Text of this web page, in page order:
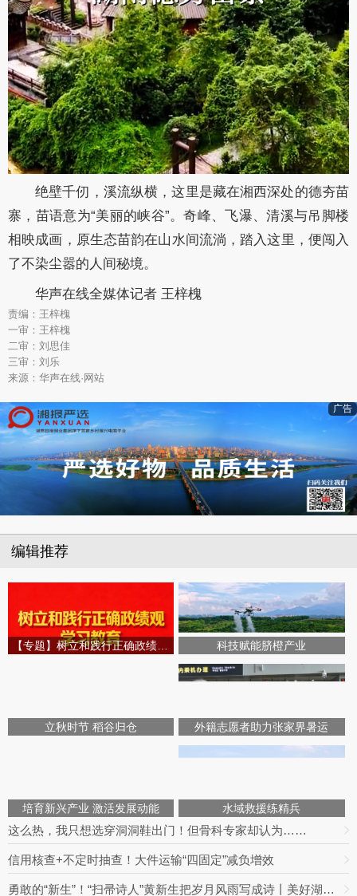
绝壁千仞，溪流纵横，这里是藏在湘西深处的德夯苗
寨，苗语意为“美丽的峡谷”。奇峰、飞瀑、清溪与吊脚楼
相映成画，原生态苗韵在山水间流淌，踏入这里，便闯入
了不染尘嚣的人间秘境。
华声在线全媒体记者 王梓槐
责编：王梓槐
一审：王梓槐
二审：刘思佳
三审：刘乐
来源：华声在线·网站
广告
编辑推荐
科技赋能脐橙产业
立秋时节 稻谷归仓 外籍志愿者助力张家界暑运
培育新兴产业 激活发展动能 水域救援练精兵
这么热，我只想选穿洞洞鞋出门！但骨科专家却认为……
信用核查+不定时抽查！大件运输“四固定”减负增效
勇敢的“新生”！“扫帚诗人”黄新生把岁月风雨写成诗丨美好湖南推荐官